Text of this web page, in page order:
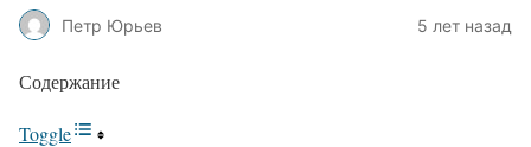
Петр Юрьев 5 лет назад
Содержание
Toggle